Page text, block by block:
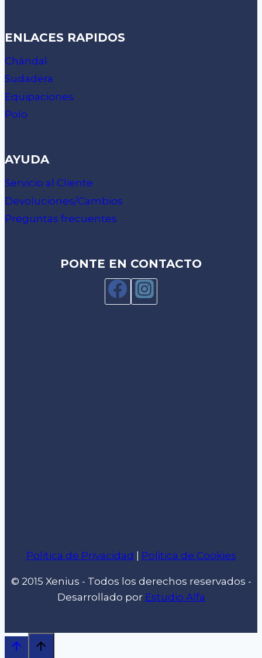
ENLACES RAPIDOS
Chándal
Sudadera
Equipaciones
Polo
AYUDA
Servicio al Cliente
Devoluciones/Cambios
Preguntas frecuentes
PONTE EN CONTACTO
Politica de Privacidad Politica de Cookies
© 2015 Xenius - Todos los derechos reservados -
Desarrollado por Estudio Alfa